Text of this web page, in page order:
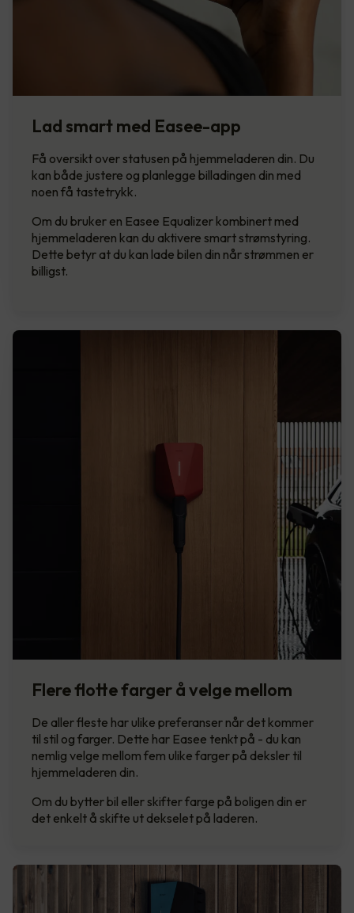
Lad smart med Easee-app
Få oversikt over statusen på hjemmeladeren din. Du
kan både justere og planlegge billadingen din med
noen få tastetrykk.
Om du bruker en Easee Equalizer kombinert med
hjemmeladeren kan du aktivere smart strømstyring.
Dette betyr at du kan lade bilen din når strømmen er
billigst.
Flere flotte farger å velge mellom
De aller fleste har ulike preferanser når det kommer
til stil og farger. Dette har Easee tenkt på - du kan
nemlig velge mellom fem ulike farger på deksler til
hjemmeladeren din.
Om du bytter bil eller skifter farge på boligen din er
det enkelt å skifte ut dekselet på laderen.